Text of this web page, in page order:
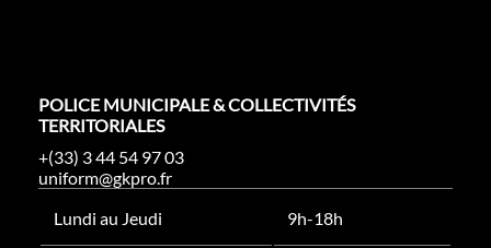
POLICE MUNICIPALE & COLLECTIVITÉS
TERRITORIALES
+(33) 3 44 54 97 03
uniform@gkpro.fr
Lundi au Jeudi
9h-18h